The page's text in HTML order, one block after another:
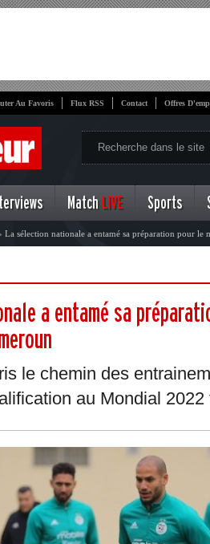
Au Favoris Flux RSS Contact Offres
Match LIVE Sports
La sélection nationale a entamé sa préparation pour le
a entamé sa
le chemin des
au Mondial